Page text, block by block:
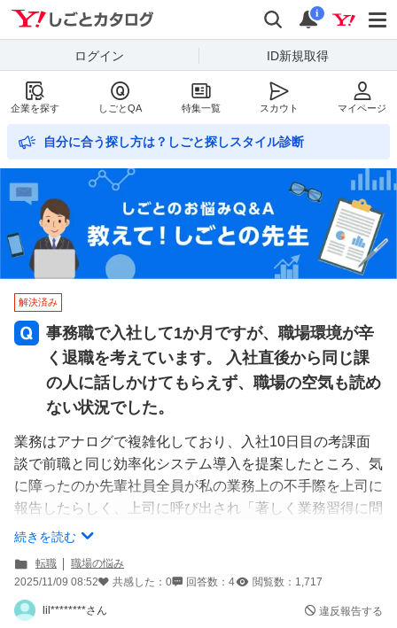
Yahoo!しごとカタログ
検索
通知
i
ログイン ID新規取得
企業を探す しごとQA 特集一覧 スカウト マイページ
自分に合う探し方は？しごと探しスタイル診断
解決済み
事務職で入社して1か月ですが、職場環境が辛
く退職を考えています。 入社直後から同じ課
の人に話しかけてもらえず、職場の空気も読め
ない状況でした。
業務はアナログで複雑化しており、入社10日目の考課面
談で前職と同じ効率化システム導入を提案したところ、気
に障ったのか先輩社員全員が私の業務上の不手際を上司に
報告したらしく、上司に呼び出され「著しく業務習得に問
題がある」と指摘されました。
でしか知らない状況です。
何より不手際の内容も、入社1ヶ月で慣れていないのでし
ょうがない様な電話対応の仕方や書類作成ルールのミスが
続きを読む
転職
職場の悩み
2025/11/09 08:52
共感した： 0 回答数： 4 閲覧数： 1,717
lil********さん 違反報告する